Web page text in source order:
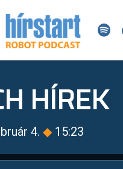
HÍREK
4. ◆ 15:23